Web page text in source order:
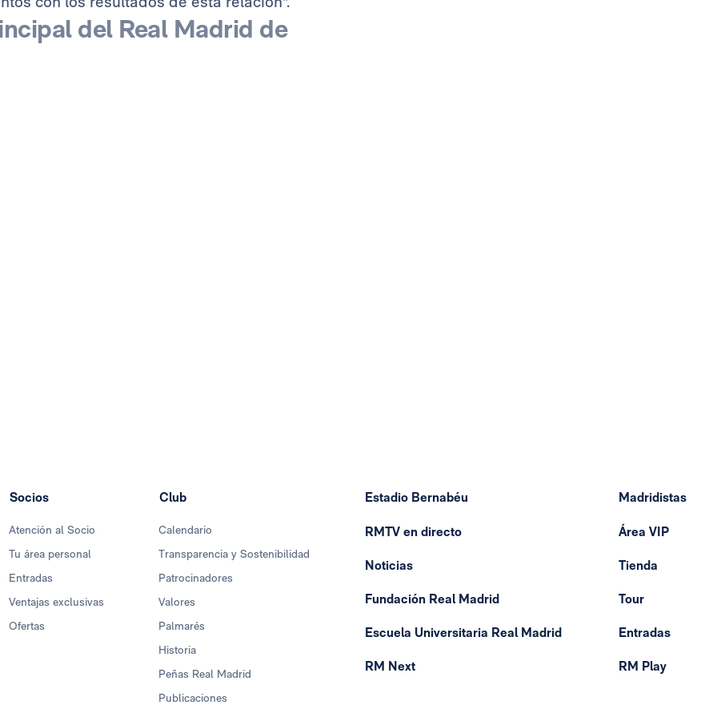
del Real Madrid de
Socios
Atención al Socio
Tu área personal
Entradas
Ventajas exclusivas
Ofertas
Club
Calendario
Transparencia y Sostenibilidad
Patrocinadores
Valores
Palmarés
Historia
Peñas Real Madrid
Publicaciones
Estadio Bernabéu
RMTV en directo
Noticias
Fundación Real Madrid
Escuela Universitaria Real Madrid
RM Next
Madridistas
Área VIP
Tienda
Tour
Entradas
RM Play